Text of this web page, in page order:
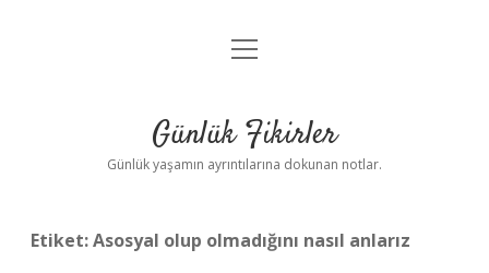
Anasayfa
Yasal Uyarı
menüyü
Günlük Fikirler
Günlük yaşamın ayrıntılarına dokunan notlar.
Etiket:Asosyal olup olmadığını nasıl anlarız